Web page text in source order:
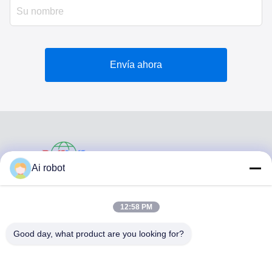
Envía ahora
VIVI DENTAI
Ai robot
12:58 PM
Good day, what product are you looking for?